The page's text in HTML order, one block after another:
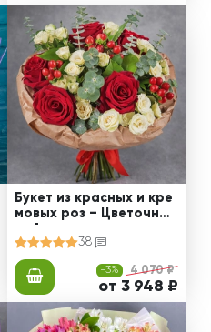
Букет из красных и кре
мовых роз – Цветочный
38
-3% 4 070 ₽
от 3 948 ₽